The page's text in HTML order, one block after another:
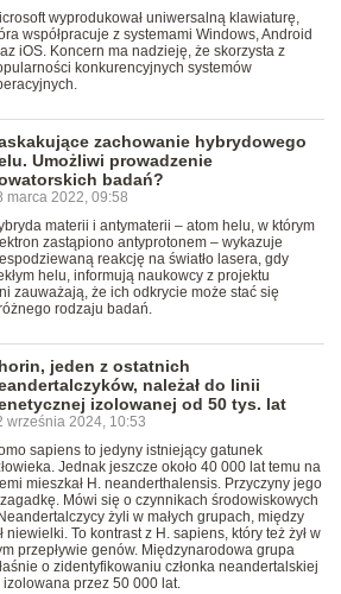
wyprodukował uniwersalną klawiaturę,
współpracuje z systemami Windows, Android
iOS. Koncern ma nadzieję, że skorzysta z
konkurencyjnych systemów
zachowanie hybrydowego
Umożliwi prowadzenie
badań?
marca 2022, 09:58
materii i antymaterii – atom helu, w którym
zastąpiono antyprotonem – wykazuje
reakcję na światło lasera, gdy
helu, informują naukowcy z projektu
zauważają, że ich odkrycie może stać się
rodzaju badań.
jeden z ostatnich
należał do linii
izolowanej od 50 tys. lat
września 2024, 10:53
sapiens to jedyny istniejący gatunek
Jednak jeszcze około 40 000 lat temu na
mieszkał H. neanderthalensis. Przyczyny jego
Mówi się o czynnikach środowiskowych
żyli w małych grupach, między
niewielki. To kontrast z H. sapiens, który też żył w
przepływie genów. Międzynarodowa grupa
o zidentyfikowaniu członka neandertalskiej
izolowana przez 50 000 lat.